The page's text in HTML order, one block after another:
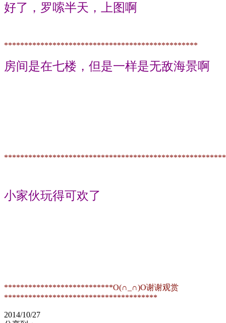
好了，罗嗦半天，上图啊
************************************************
房间是在七楼，但是一样是无敌海景啊
小家伙玩得可欢了
***************************O(∩_∩)O谢谢观赏
**************************************
2014/10/27